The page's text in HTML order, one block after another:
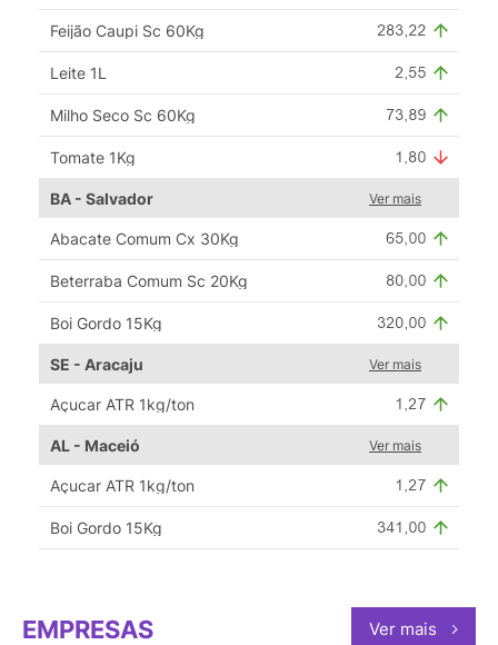
Feijão Caupi Sc 60Kg
Leite 1L
Milho Seco Sc 60Kg
Tomate 1Kg
BA - Salvador Ver mais
Abacate Comum Cx 30Kg
Beterraba Comum Sc 20Kg
Boi Gordo 15Kg
SE - Aracaju Ver mais
Açucar ATR 1kg/ton
AL - Maceió Ver mais
Açucar ATR 1kg/ton
Boi Gordo 15Kg
EMPRESAS Ver mais